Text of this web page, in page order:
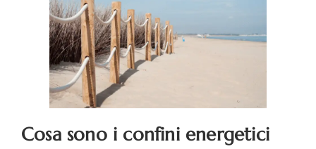
Cosa sono i confini energetici